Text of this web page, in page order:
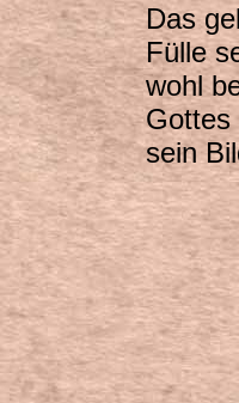
Das
Fülle
wohl
Gottes
sein